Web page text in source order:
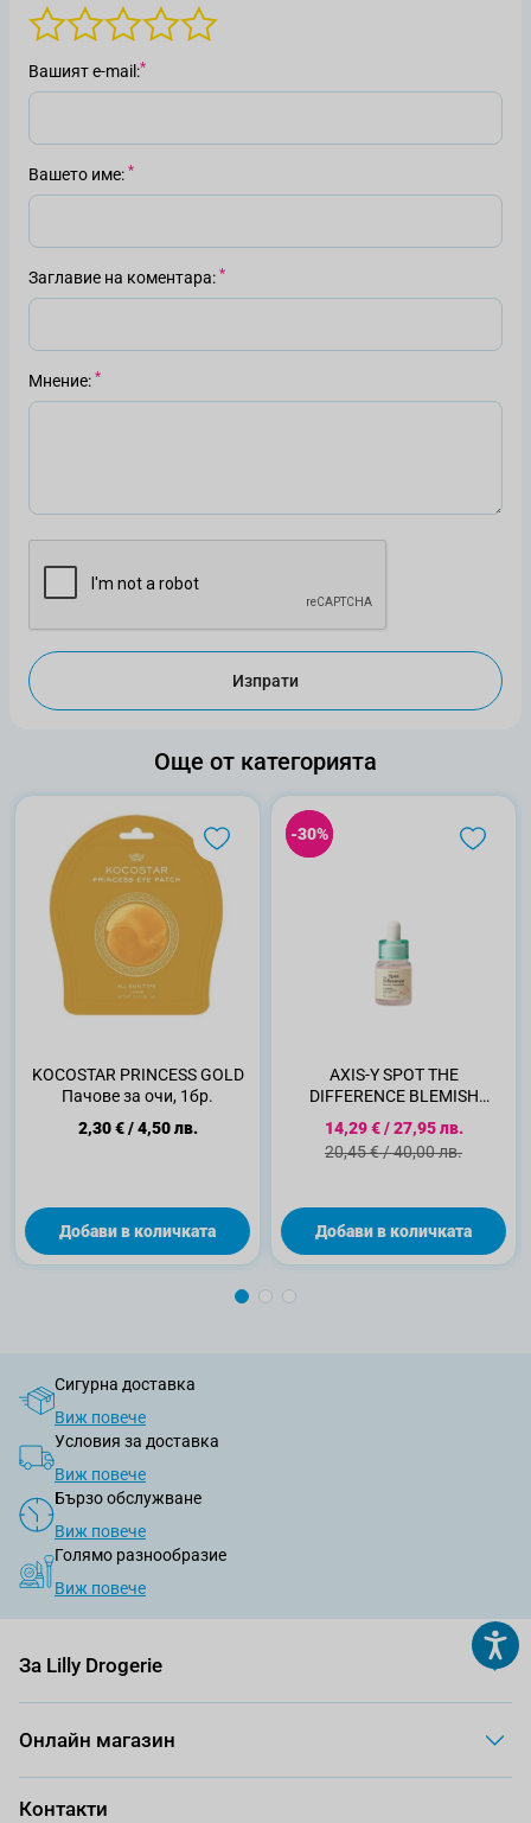
Вашият е-mail
Вашето име
Заглавие на коментара
Мнение
Изпрати
Още от категорията
KOCOSTAR PRINCESS GOLD
Пачове за очи, 1бр.
2,30 €/4,50 лв.
Добави в количката
-30%
-30%
AXIS-Y SPOT THE
DIFFERENCE BLEMISH
TREATMENT- Интензивен
серум против
несъвършенства, 15мл.
Специална цена
14,29 €/27,95 лв.
Стандартна цена
20,45 €/40,00 лв.
Добави в количката
Сигурна доставка
Виж повече
Условия за доставка
Виж повече
Бързо обслужване
Виж повече
Голямо разнообразие
Виж повече
За Lilly Drogerie
Онлайн магазин
Контакти